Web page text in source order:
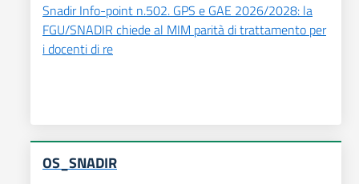
Snadir Info-point n.502. GPS e GAE 2026/2028: la
FGU/SNADIR chiede al MIM parità di trattamento per
i docenti di re
OS_SNADIR